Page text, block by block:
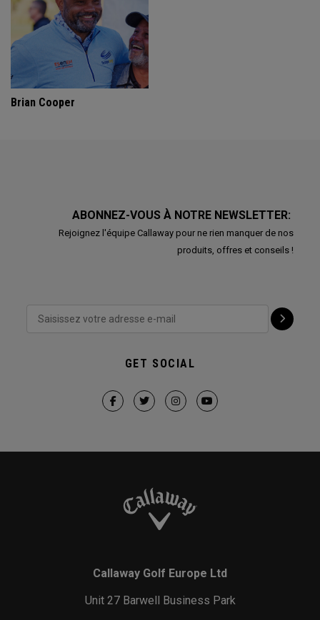
Brian Cooper
ABONNEZ-VOUS À NOTRE NEWSLETTER:
Rejoignez l'équipe Callaway pour ne rien manquer de nos
produits, offres et conseils !
GET SOCIAL
Callaway Golf Europe Ltd
Unit 27 Barwell Business Park